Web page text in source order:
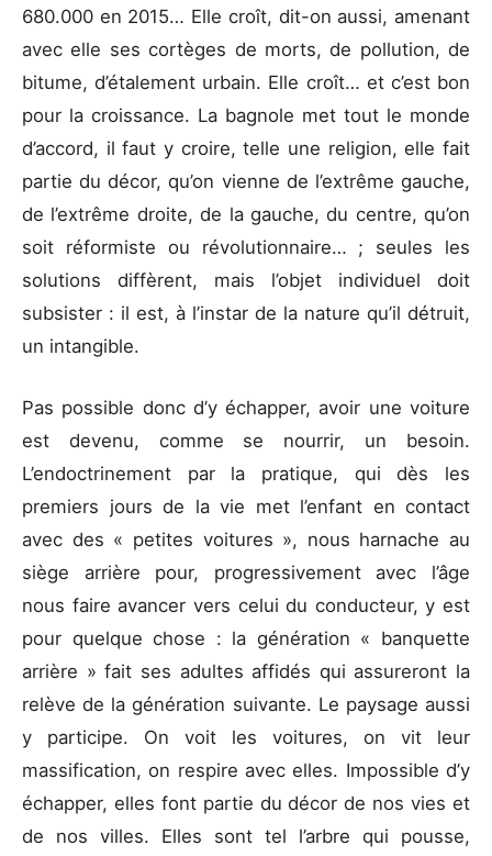
680.000 en 2015… Elle croît, dit-on aussi, amenant
avec elle ses cortèges de morts, de pollution, de
bitume, d’étalement urbain. Elle croît… et c’est bon
pour la croissance. La bagnole met tout le monde
d’accord, il faut y croire, telle une religion, elle fait
partie du décor, qu’on vienne de l’extrême gauche,
de l’extrême droite, de la gauche, du centre, qu’on
soit réformiste ou révolutionnaire… ; seules les
solutions diffèrent, mais l’objet individuel doit
subsister : il est, à l’instar de la nature qu’il détruit,
un intangible.
Pas possible donc d’y échapper, avoir une voiture
est devenu, comme se nourrir, un besoin.
L’endoctrinement par la pratique, qui dès les
premiers jours de la vie met l’enfant en contact
avec des « petites voitures », nous harnache au
siège arrière pour, progressivement avec l’âge
nous faire avancer vers celui du conducteur, y est
pour quelque chose : la génération « banquette
arrière » fait ses adultes affidés qui assureront la
relève de la génération suivante. Le paysage aussi
y participe. On voit les voitures, on vit leur
massification, on respire avec elles. Impossible d’y
échapper, elles font partie du décor de nos vies et
de nos villes. Elles sont tel l’arbre qui pousse,